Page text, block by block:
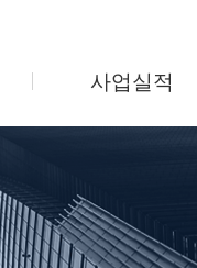
사업실적
주상복합/오피스텔
학교 및 병원